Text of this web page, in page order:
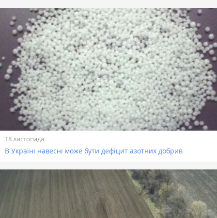
18 листопада
В Україні навесні може бути дефіцит азотних добрив